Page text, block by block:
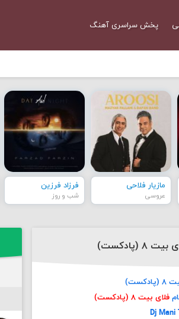
پخش سراسری آهنگ
مازیار فلاحی
عروسی
فرزاد فرزین
شب و روز
فلای بیت ۸ (پادکست)
Dj Mani